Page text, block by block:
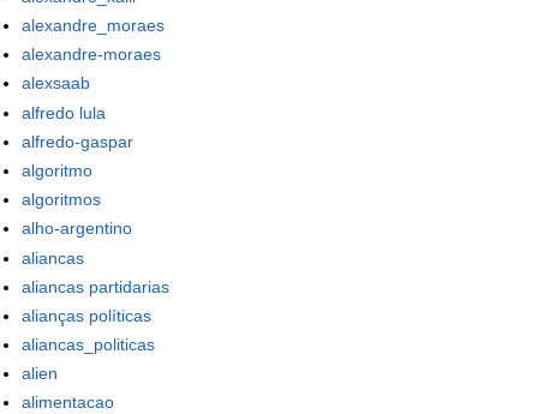
alexandre_moraes
alexandre-moraes
alexsaab
alfredo lula
alfredo-gaspar
algoritmo
algoritmos
alho-argentino
aliancas
aliancas partidarias
alianças políticas
aliancas_politicas
alien
alimentacao